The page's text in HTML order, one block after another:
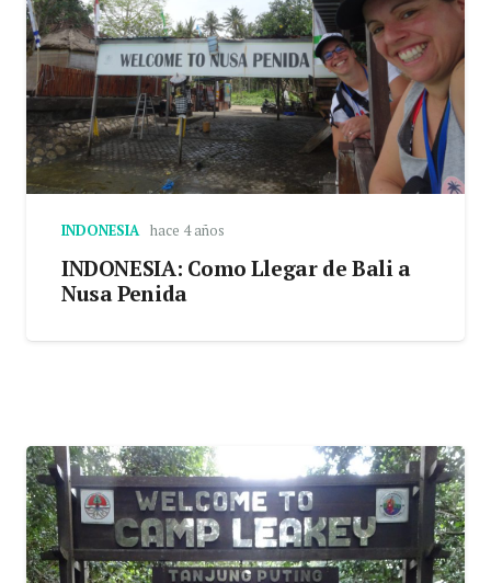
INDONESIA hace 4 años
INDONESIA: Como Llegar de Bali a
Nusa Penida